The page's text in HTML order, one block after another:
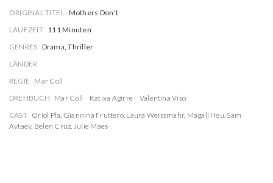
ORIGINAL TITEL Mothers Don’t
LAUFZEIT 111 Minuten
GENRES Drama, Thriller
LÄNDER
REGIE Mar Coll
DREHBUCH Mar Coll Katixa Agirre
Valentina Viso
CAST Oriol Pla, Giannina Fruttero, Laura Weissmahr, Magali Heu, Sam
Avtaev, Belén Cruz, Julie Maes